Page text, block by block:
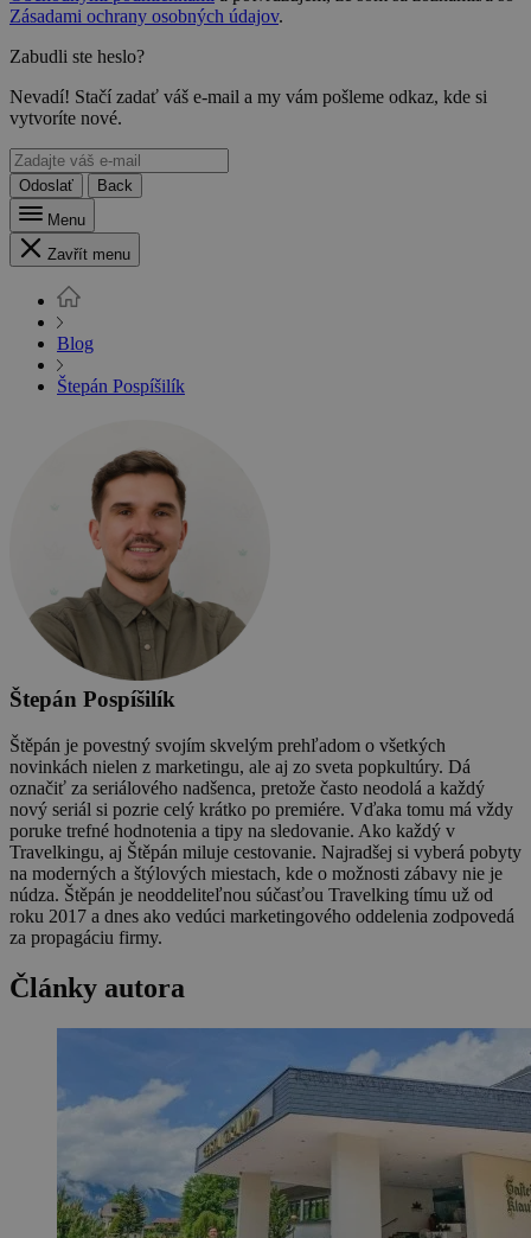
Zásadami ochrany osobných údajov.
Zabudli ste heslo?
Nevadí! Stačí zadať váš e-mail a my vám pošleme odkaz, kde si
vytvoríte nové.
Odoslať
Back
Menu
Zavřít menu
Blog
Štepán Pospíšilík
Štepán Pospíšilík
Štěpán je povestný svojím skvelým prehľadom o všetkých
novinkách nielen z marketingu, ale aj zo sveta popkultúry. Dá
označiť za seriálového nadšenca, pretože často neodolá a každý
nový seriál si pozrie celý krátko po premiére. Vďaka tomu má vždy
poruke trefné hodnotenia a tipy na sledovanie. Ako každý v
Travelkingu, aj Štěpán miluje cestovanie. Najradšej si vyberá pobyty
na moderných a štýlových miestach, kde o možnosti zábavy nie je
núdza. Štěpán je neoddeliteľnou súčasťou Travelking tímu už od
roku 2017 a dnes ako vedúci marketingového oddelenia zodpovedá
za propagáciu firmy.
Články autora